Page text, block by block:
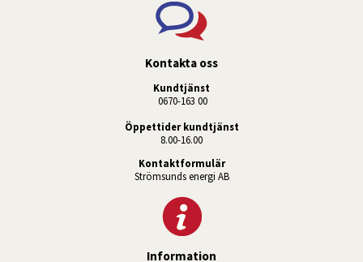
Kontakta oss
Kundtjänst
0670-163 00
Öppettider kundtjänst
8.00-16.00
Kontaktformulär
Strömsunds energi AB
Information